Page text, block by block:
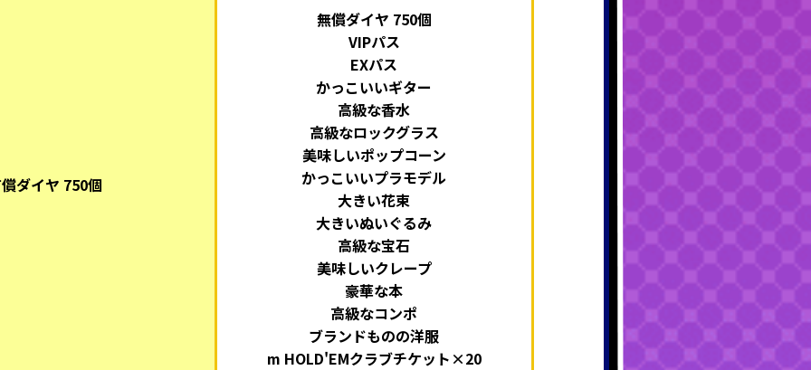
ダイヤ 750個
無償ダイヤ 750個
VIPパス
EXパス
かっこいいギター
高級な香水
高級なロックグラス
美味しいポップコーン
かっこいいプラモデル
大きい花束
大きいぬいぐるみ
高級な宝石
美味しいクレープ
豪華な本
高級なコンポ
ブランドものの洋服
m HOLD'EMクラブチケット×20